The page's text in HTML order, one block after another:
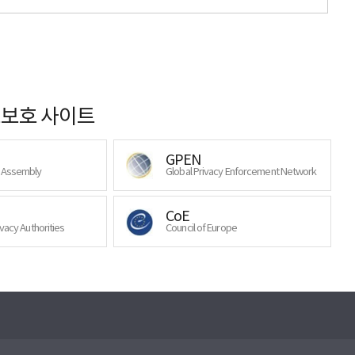
호 사이트
GPEN
Global Privacy Enforcement Network
Authorities
CoE
Council of Europe